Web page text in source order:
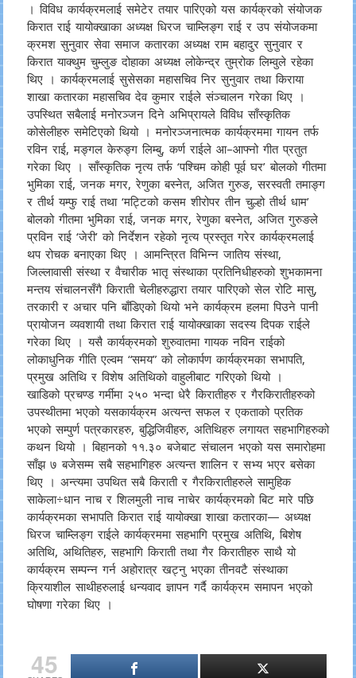
। विविध कार्यक्रमलाई समेटेर तयार पारिएको यस कार्यक्रको संयोजक
किरात राई यायोक्खाका अध्यक्ष धिरज चाम्लिङ्ग राई र उप संयोजकमा
क्रमश सुनुवार सेवा समाज कतारका अध्यक्ष राम बहादुर सुनुवार र
किरात याक्थुम चुम्लुङ दोहाका अध्यक्ष लोकेन्द्र तुम्रोक लिम्वुले रहेका
थिए । कार्यक्रमलाई सुसेसका महासचिव निर सुनुवार तथा किराया
शाखा कतारका महासचिव देव कुमार राईले संञ्चालन गरेका थिए ।
उपस्थित सबैलाई मनोरञ्जन दिने अभिप्रायले विविध साँस्कृतिक
कोसेलीहरु समेटिएको थियो । मनोरञ्जनात्मक कार्यक्रममा गायन तर्फ
रविन राई, मङ्गल केरुङ्ग लिम्बु, कर्ण राईले आ–आफ्नो गीत प्रतुत
गरेका थिए । साँस्कृतिक नृत्य तर्फ ‘पश्चिम कोही पूर्व घर’ बोलको गीतमा
भुमिका राई, जनक मगर, रेणुका बस्नेत, अजित गुरुङ, सरस्वती तमाङ्ग
र तीर्थ यम्फु राई तथा ‘मट्टिको कसम शीरोपर तीन चुल्हो तीर्थ धाम’
बोलको गीतमा भुमिका राई, जनक मगर, रेणुका बस्नेत, अजित गुरुङले
प्रविन राई ‘जेरी’ को निर्देशन रहेको नृत्य प्रस्तृत गरेर कार्यक्रमलाई
थप रोचक बनाएका थिए । आमन्त्रित विभिन्न जातिय संस्था,
जिल्लावासी संस्था र वैचारीक भातृ संस्थाका प्रतिनिधीहरुको शुभकामना
मन्तय संचालनसँगै किराती चेलीहरुद्धारा तयार पारिएको सेल रोटि मासु,
तरकारी र अचार पनि बाँडिएको थियो भने कार्यक्रम हलमा पिउने पानी
प्रायोजन व्यवशायी तथा किरात राई यायोक्खाका सदस्य दिपक राईले
गरेका थिए । यसै कार्यक्रमको शुरुवातमा गायक नविन राईको
लोकाधुनिक गीति एल्वम “समय” को लोकार्पण कार्यक्रमका सभापति,
प्रमुख अतिथि र विशेष अतिथिको वाहुलीबाट गरिएको थियो ।
खाडिको प्रचण्ड गर्मीमा २५० भन्दा धेरै किरातीहरु र गैरकिरातीहरुको
उपस्थीतमा भएको यसकार्यक्रम अत्यन्त सफल र एकताको प्रतिक
भएको सम्पुर्ण पत्रकारहरु, बुद्धिजिवीहरु, अतिथिहरु लगायत सहभागिहरुको
कथन थियो । बिहानको ११.३० बजेबाट संचालन भएको यस समारोहमा
साँझ ७ बजेसम्म सबै सहभागिहरु अत्यन्त शालिन र सभ्य भएर बसेका
थिए । अन्त्यमा उपथित सबै किराती र गैरकिरातीहरुले सामुहिक
साकेला÷धान नाच र शिलमुली नाच नाचेर कार्यक्रमको बिट मारे पछि
कार्यक्रमका सभापति किरात राई यायोक्खा शाखा कतारका— अध्यक्ष
धिरज चाम्लिङ्ग राईले कार्यक्रममा सहभागि प्रमुख अतिथि, बिशेष
अतिथि, अथितिहरु, सहभागि किराती तथा गैर किरातीहरु साथै यो
कार्यक्रम सम्पन्न गर्न अहोरात्र खट्नु भएका तीनवटै संस्थाका
क्रियाशील साथीहरुलाई धन्यवाद ज्ञापन गर्दै कार्यक्रम समापन भएको
घोषणा गरेका थिए ।
45